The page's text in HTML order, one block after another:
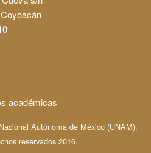
académicas
Autónoma de México (UNAM),
reservados 2016.